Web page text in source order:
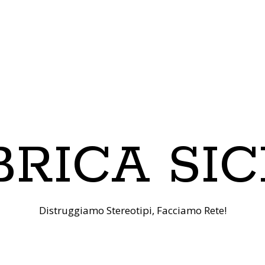
Distruggiamo Stereotipi, Facciamo Rete!